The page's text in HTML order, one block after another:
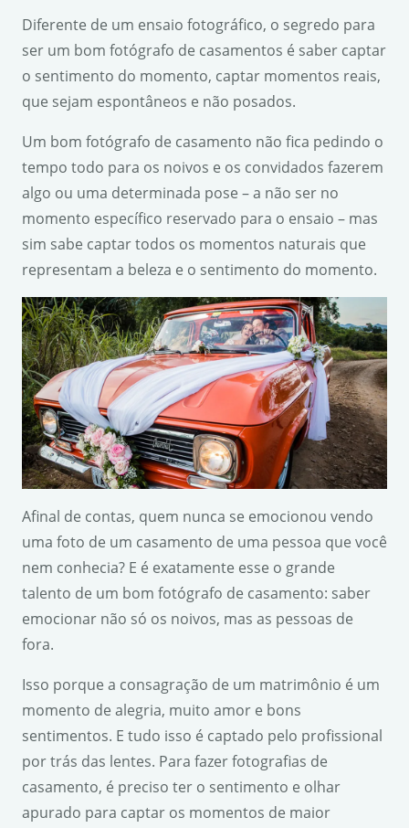
Diferente de um ensaio fotográfico, o segredo para
ser um bom fotógrafo de casamentos é saber captar
o sentimento do momento, captar momentos reais,
que sejam espontâneos e não posados.
Um bom fotógrafo de casamento não fica pedindo o
tempo todo para os noivos e os convidados fazerem
algo ou uma determinada pose – a não ser no
momento específico reservado para o ensaio – mas
sim sabe captar todos os momentos naturais que
representam a beleza e o sentimento do momento.
Afinal de contas, quem nunca se emocionou vendo
uma foto de um casamento de uma pessoa que você
nem conhecia? E é exatamente esse o grande
talento de um bom fotógrafo de casamento: saber
emocionar não só os noivos, mas as pessoas de
fora.
Isso porque a consagração de um matrimônio é um
momento de alegria, muito amor e bons
sentimentos. E tudo isso é captado pelo profissional
por trás das lentes. Para fazer fotografias de
casamento, é preciso ter o sentimento e olhar
apurado para captar os momentos de maior